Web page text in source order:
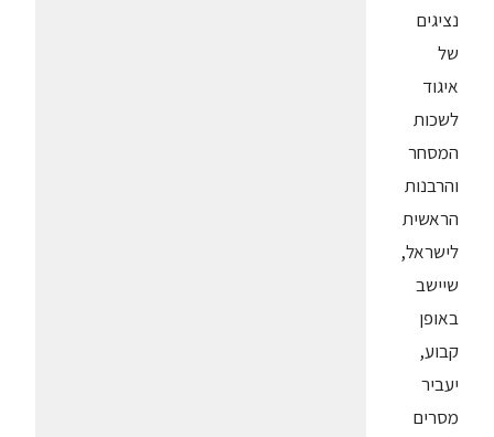
נציגים
של
איגוד
לשכות
המסחר
והרבנות
הראשית
לישראל,
שיישב
באופן
קבוע,
יעביר
מסרים